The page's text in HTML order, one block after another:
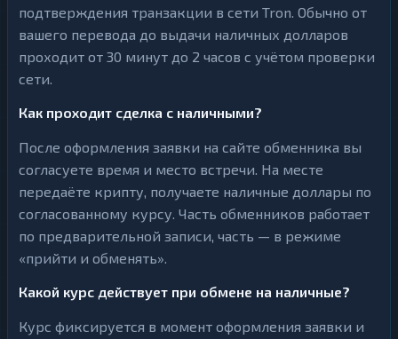
подтверждения транзакции в сети Tron. Обычно от
вашего перевода до выдачи наличных долларов
проходит от 30 минут до 2 часов с учётом проверки
сети.
Как проходит сделка с наличными?
После оформления заявки на сайте обменника вы
согласуете время и место встречи. На месте
передаёте крипту, получаете наличные доллары по
согласованному курсу. Часть обменников работает
по предварительной записи, часть — в режиме
«прийти и обменять».
Какой курс действует при обмене на наличные?
Курс фиксируется в момент оформления заявки и